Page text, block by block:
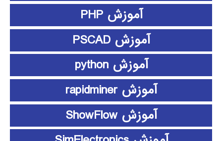
آموزش PHP
آموزش PSCAD
آموزش python
آموزش rapidminer
آموزش ShowFlow